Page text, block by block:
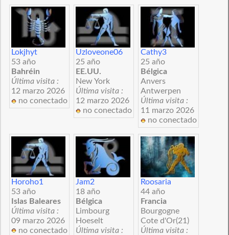
Lokjhyt
53 año
Bahréin
Última visita :
12 marzo 2026
no conectado
Uzloveone06
25 año
EE.UU.
New York
Última visita :
12 marzo 2026
no conectado
Cathy3
25 año
Bélgica
Anvers
Antwerpen
Última visita :
11 marzo 2026
no conectado
Horoho1
53 año
Islas Baleares
Última visita :
09 marzo 2026
no conectado
Jam2
18 año
Bélgica
Limbourg
Hoeselt
Última visita :
Roosaria
44 año
Francia
Bourgogne
Cote d'Or(21)
Última visita :